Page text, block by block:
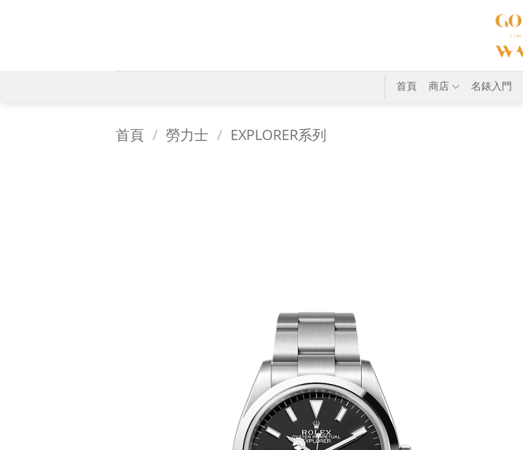
首頁 商店 名錶入門
首頁 / 勞力士 / EXPLORER系列